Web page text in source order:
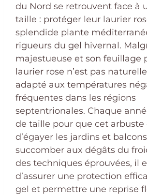
du Nord se retrouvent face à
taille : protéger leur laurier
splendide plante
rigueurs du gel hivernal.
majestueuse et son feuillage
laurier rose n’est pas
adapté aux températures
fréquentes dans les régions
septentrionales. Chaque
de taille pour que cet arbuste
d’égayer les jardins et
succomber aux dégâts du
des techniques éprouvées, il
d’assurer une protection
gel et permettre une reprise